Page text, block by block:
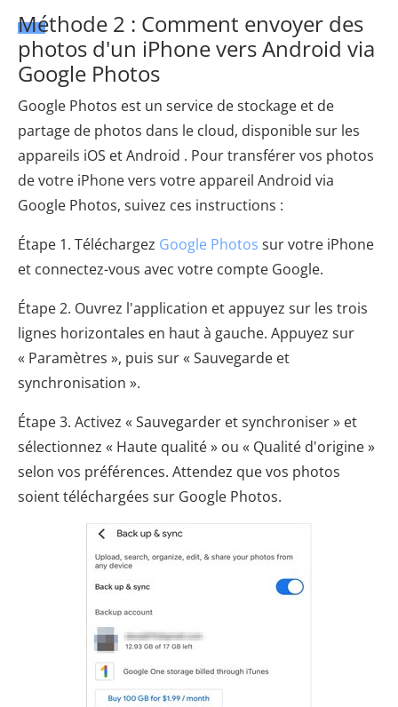
Méthode 2 : Comment envoyer des
photos d'un iPhone vers Android via
Google Photos
Google Photos est un service de stockage et de
partage de photos dans le cloud, disponible sur les
appareils iOS et Android . Pour transférer vos photos
de votre iPhone vers votre appareil Android via
Google Photos, suivez ces instructions :
Étape 1. Téléchargez Google Photos sur votre iPhone
et connectez-vous avec votre compte Google.
Étape 2. Ouvrez l'application et appuyez sur les trois
lignes horizontales en haut à gauche. Appuyez sur
« Paramètres », puis sur « Sauvegarde et
synchronisation ».
Étape 3. Activez « Sauvegarder et synchroniser » et
sélectionnez « Haute qualité » ou « Qualité d'origine »
selon vos préférences. Attendez que vos photos
soient téléchargées sur Google Photos.